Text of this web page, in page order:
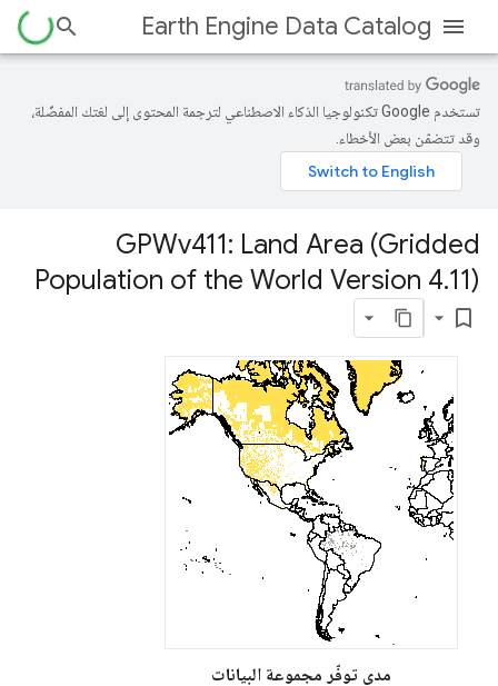
Earth Engine Data Catalog
تستخدم Google تكنولوجيا الذكاء الاصطناعي لترجمة المحتوى إلى لغتك المفضّلة،
وقد تتضمّن بعض الأخطاء.
GPWv411: Land Area (Gridded
Population of the World Version 4.11)
bookmark_border
مدى توفّر مجموعة البيانات